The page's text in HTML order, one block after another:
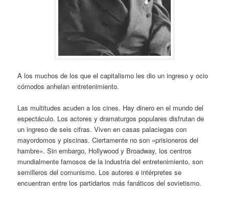
A los muchos de los que el capitalismo les dio un ingreso y ocio
cómodos anhelan entretenimiento.
Las multitudes acuden a los cines. Hay dinero en el mundo del
espectáculo. Los actores y dramaturgos populares disfrutan de
un ingreso de seis cifras. Viven en casas palaciegas con
mayordomos y piscinas. Ciertamente no son «prisioneros del
hambre». Sin embargo, Hollywood y Broadway, los centros
mundialmente famosos de la industria del entretenimiento, son
semilleros del comunismo. Los autores e intérpretes se
encuentran entre los partidarios más fanáticos del sovietismo.